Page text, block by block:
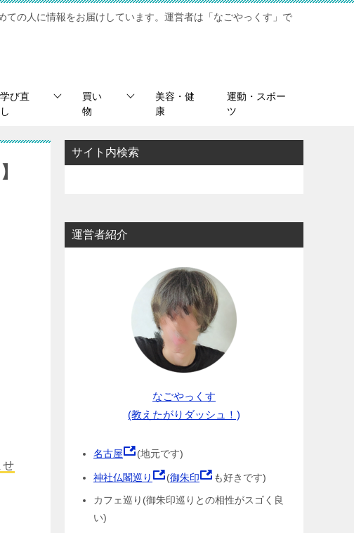
ての人に情報をお届けしています。運営者は「なごやっくす」で
学び直
し
買い
物
美容・健
康
運動・スポー
ツ
せ
サイト内検索
運営者紹介
なごやっくす
(教えたがりダッシュ！)
名古屋 (地元です)
神社仏閣巡り (御朱印
も好きです)
カフェ巡り(御朱印巡りとの相性がスゴく良
い)